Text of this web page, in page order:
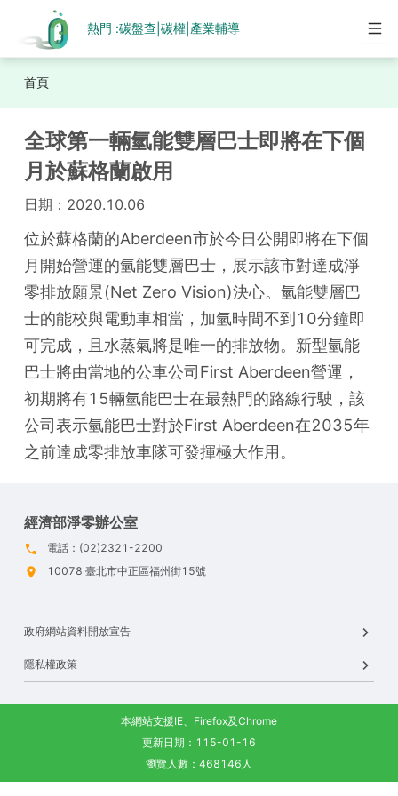
熱門 :碳盤查 碳權| 產業輔導
首頁
全球第一輛氫能雙層巴士即將在下個
月於蘇格蘭啟用
日期： 2020.10.06
位於蘇格蘭的Aberdeen市於今日公開即將在下個
月開始營運的氫能雙層巴士，展示該市對達成淨
零排放願景(Net Zero Vision)決心。氫能雙層巴
士的能校與電動車相當，加氫時間不到10分鐘即
可完成，且水蒸氣將是唯一的排放物。新型氫能
巴士將由當地的公車公司First Aberdeen營運，
初期將有15輛氫能巴士在最熱門的路線行駛，該
公司表示氫能巴士對於First Aberdeen在2035年
之前達成零排放車隊可發揮極大作用。
經濟部淨零辦公室
電話：(02)2321-2200
10078 臺北市中正區福州街15號
政府網站資料開放宣告
隱私權政策
本網站支援IE、Firefox及Chrome
更新日期：115-01-16
瀏覽人數：468146人